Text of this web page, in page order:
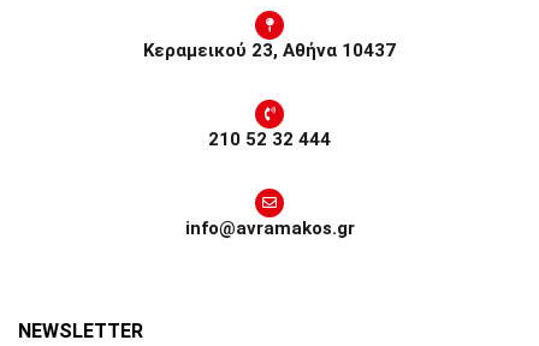
Κεραμεικού 23, Αθήνα 10437
210 52 32 444
info@avramakos.gr
NEWSLETTER